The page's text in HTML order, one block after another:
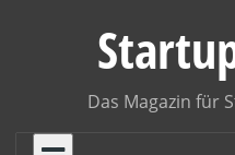
Das Magazin für